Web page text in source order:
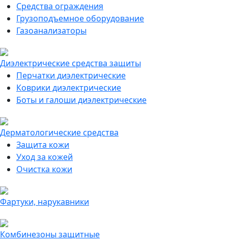
Средства ограждения
Грузоподъемное оборудование
Газоанализаторы
Диэлектрические средства защиты
Перчатки диэлектрические
Коврики диэлектрические
Боты и галоши диэлектрические
Дерматологические средства
Защита кожи
Уход за кожей
Очистка кожи
Фартуки, нарукавники
Комбинезоны защитные